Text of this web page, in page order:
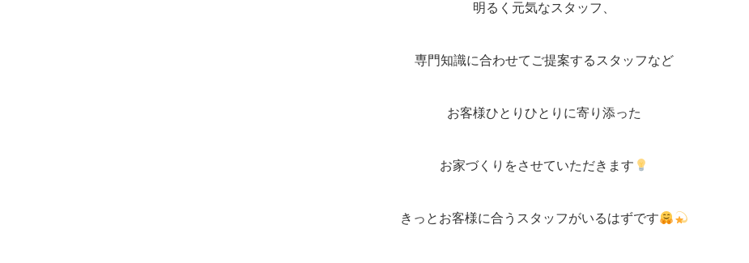
明るく元気なスタッフ、
専門知識に合わせてご提案するスタッフなど
お客様ひとりひとりに寄り添った
お家づくりをさせていただきます
きっとお客様に合うスタッフがいるはずです